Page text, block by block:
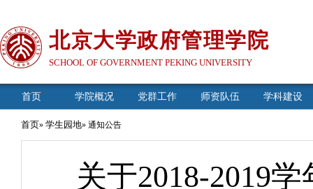
北京大学政府管理学院
SCHOOL OF GOVERNMENT PEKING UNIVERSITY
首页 学院概况 党群工作 师资队伍 学科建设
首页» 学生园地» 通知公告
关于2018-2019